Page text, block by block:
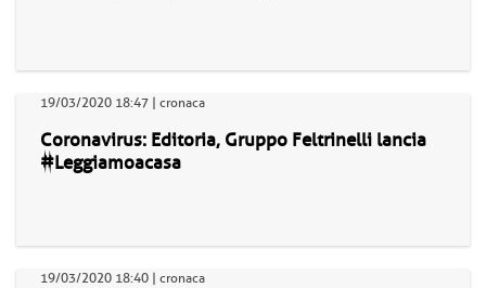
19/03/2020 18:47 | cronaca
Coronavirus: Editoria, Gruppo Feltrinelli lancia
#Leggiamoacasa
19/03/2020 18:40 | cronaca